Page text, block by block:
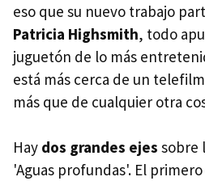
eso que su nuevo trabajo
Patricia Highsmith, todo
juguetón de lo más
está más cerca de un
más que de cualquier otra
Hay dos grandes ejes sobre
'Aguas profundas'. El